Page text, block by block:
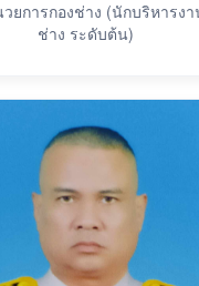
ยการกองช่าง (นักบริหารงา
ช่าง ระดับต้น)